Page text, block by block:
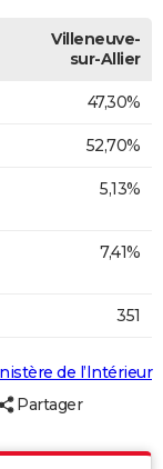
Villeneuve-
sur-Allier
47,30%
52,70%
5,13%
7,41%
351
de l’Intérieur
Partager